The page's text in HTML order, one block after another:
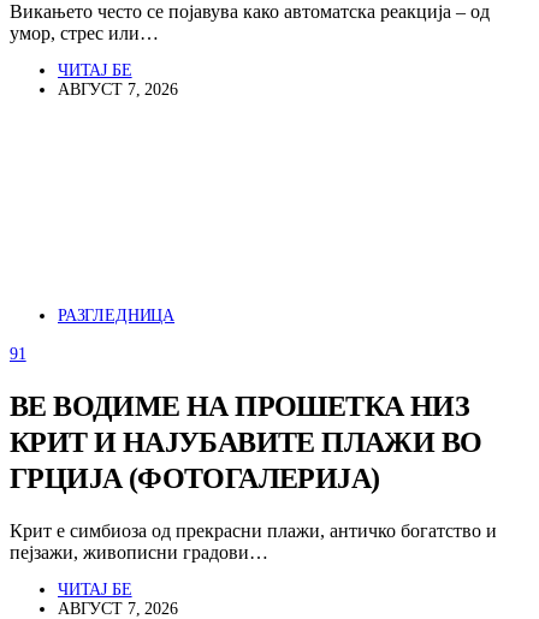
Викањето често се појавува како автоматска реакција – од
умор, стрес или…
ЧИТАЈ БЕ
АВГУСТ 7, 2026
РАЗГЛЕДНИЦА
91
ВЕ ВОДИМЕ НА ПРОШЕТКА НИЗ
КРИТ И НАЈУБАВИТЕ ПЛАЖИ ВО
ГРЦИЈА (ФОТОГАЛЕРИЈА)
Крит е симбиоза од прекрасни плажи, античко богатство и
пејзажи, живописни градови…
ЧИТАЈ БЕ
АВГУСТ 7, 2026